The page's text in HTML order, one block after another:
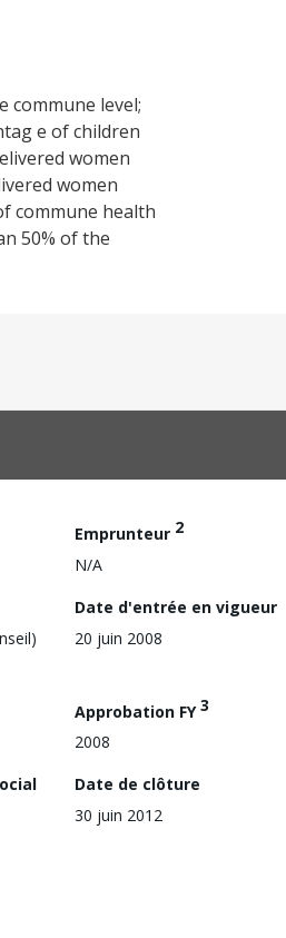
commune level;
e of children
women
women
commune health
50% of the
Emprunteur 2
N/A
Date d'entrée en vigueur
20 juin 2008
Approbation FY3
2008
Date de clôture
30 juin 2012